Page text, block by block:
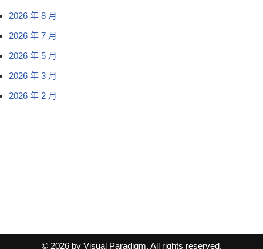
2026 年 8 月
2026 年 7 月
2026 年 5 月
2026 年 3 月
2026 年 2 月
© 2026 by Visual Paradigm. All rights reserved.